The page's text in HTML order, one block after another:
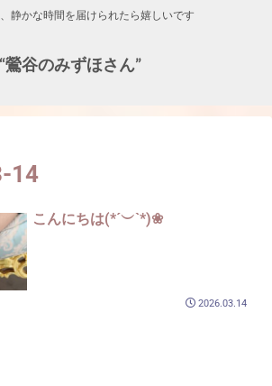
静かな時間を届けられたら嬉しいです
“鶯谷のみずほさん”
14
こんにちは(*´︶`*)❀
2026.03.14